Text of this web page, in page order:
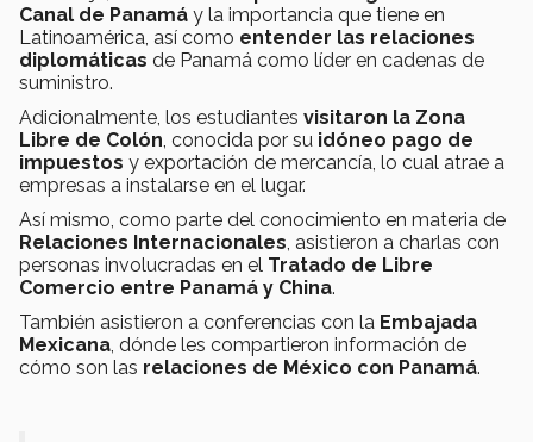
Canal de Panamá y la importancia que tiene en
Latinoamérica, así como entender las relaciones
diplomáticas de Panamá como líder en cadenas de
suministro.
Adicionalmente, los estudiantes visitaron la Zona
Libre de Colón, conocida por su idóneo pago de
impuestos y exportación de mercancía, lo cual atrae a
empresas a instalarse en el lugar.
Así mismo, como parte del conocimiento en materia de
Relaciones Internacionales, asistieron a charlas con
personas involucradas en el Tratado de Libre
Comercio entre Panamá y China.
También asistieron a conferencias con la Embajada
Mexicana, dónde les compartieron información de
cómo son las relaciones de México con Panamá.